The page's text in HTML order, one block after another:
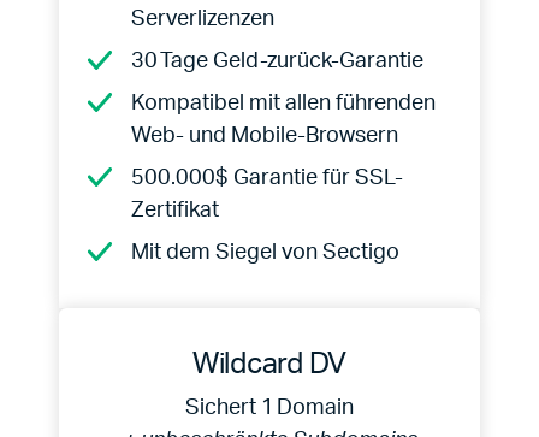
Serverlizenzen
30 Tage Geld-zurück-Garantie
Kompatibel mit allen führenden
Web- und Mobile-Browsern
500.000$ Garantie für SSL-
Zertifikat
Mit dem Siegel von Sectigo
Wildcard DV
Sichert 1 Domain